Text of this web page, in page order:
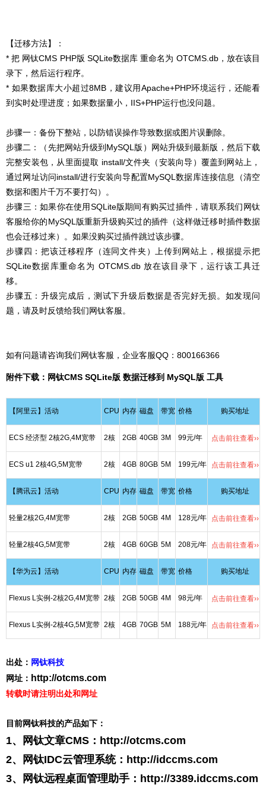
【迁移方法】：
* 把 网钛CMS PHP版 SQLite数据库 重命名为 OTCMS.db，放在该目
录下，然后运行程序。
* 如果数据库大小超过8MB，建议用Apache+PHP环境运行，还能看
到实时处理进度；如果数据量小，IIS+PHP运行也没问题。
步骤一：备份下整站，以防错误操作导致数据或图片误删除。
步骤二：（先把网站升级到MySQL版）网站升级到最新版，然后下载
完整安装包，从里面提取 install/文件夹（安装向导）覆盖到网站上，
通过网址访问install/进行安装向导配置MySQL数据库连接信息（清空
数据和图片千万不要打勾）。
步骤三：如果你在使用SQLite版期间有购买过插件，请联系我们网钛
客服给你的MySQL版重新升级购买过的插件（这样做迁移时插件数据
也会迁移过来）。如果没购买过插件跳过该步骤。
步骤四：把该迁移程序（连同文件夹）上传到网站上，根据提示把
SQLite数据库重命名为 OTCMS.db 放在该目录下，运行该工具迁
移。
步骤五：升级完成后，测试下升级后数据是否完好无损。如发现问
题，请及时反馈给我们网钛客服。
如有问题请咨询我们网钛客服，企业客服QQ：800166366
附件下载：网钛CMS SQLite版 数据迁移到 MySQL版 工具
【阿里云】活动 CPU 内存 磁盘 带宽 价格 购买地址
ECS 经济型 2核2G,4M宽带 2核 2GB 40GB 3M 99元/年 点击前往查看››
ECS u1 2核4G,5M宽带 2核 4GB 80GB 5M 199元/年 点击前往查看››
【腾讯云】活动 CPU 内存 磁盘 带宽 价格 购买地址
轻量2核2G,4M宽带 2核 2GB 50GB 4M 128元/年 点击前往查看››
轻量2核4G,5M宽带 2核 4GB 60GB 5M 208元/年 点击前往查看››
【华为云】活动 CPU 内存 磁盘 带宽 价格 购买地址
Flexus L实例-2核2G,4M宽带 2核 2GB 50GB 4M 98元/年 点击前往查看››
Flexus L实例-2核4G,5M宽带 2核 4GB 70GB 5M 188元/年 点击前往查看››
出处： 网钛科技
网址： http://otcms.com
转载时请注明出处和网址
目前网钛科技的产品如下：
1、网钛文章CMS： http://otcms.com
2、网钛IDC云管理系统： http://idccms.com
3、网钛远程桌面管理助手： http://3389.idccms.com